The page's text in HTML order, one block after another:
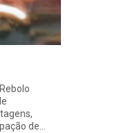
de…